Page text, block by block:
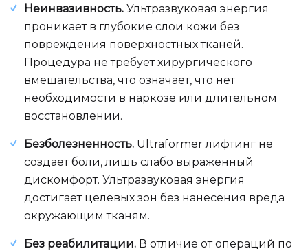
Неинвазивность. Ультразвуковая энергия
проникает в глубокие слои кожи без
повреждения поверхностных тканей.
Процедура не требует хирургического
вмешательства, что означает, что нет
необходимости в наркозе или длительном
восстановлении.
Безболезненность. Ultraformer лифтинг не
создает боли, лишь слабо выраженный
дискомфорт. Ультразвуковая энергия
достигает целевых зон без нанесения вреда
окружающим тканям.
Без реабилитации. В отличие от операций по